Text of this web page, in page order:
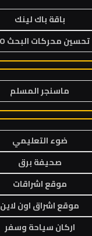
باقة باك لينك
تحسين محركات البحث SEO
ماسنجر المسلم
ضوء التعليمي
صحيفة برق
موقع اشراقات
موقع اشراق اون لاين
اركان سياحة وسفر